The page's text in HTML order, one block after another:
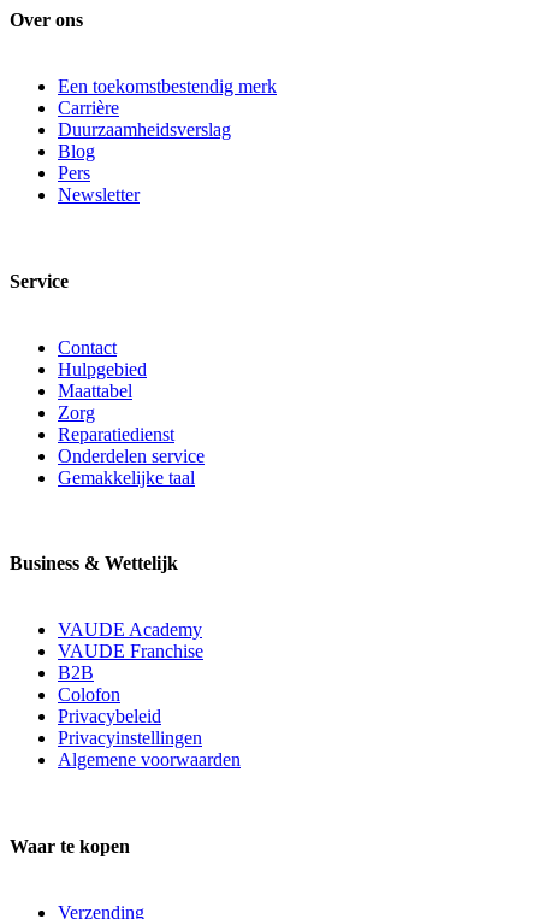
Over ons
Een toekomstbestendig merk
Carrière
Duurzaamheidsverslag
Blog
Pers
Newsletter
Service
Contact
Hulpgebied
Maattabel
Zorg
Reparatiedienst
Onderdelen service
Gemakkelijke taal
Business & Wettelijk
VAUDE Academy
VAUDE Franchise
B2B
Colofon
Privacybeleid
Privacyinstellingen
Algemene voorwaarden
Waar te kopen
Verzending